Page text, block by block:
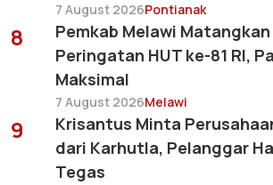
7 August 2026Pontianak
8
Pemkab Melawi
Peringatan HUT ke-81 RI,
Maksimal
7 August 2026Melawi
9
Krisantus Minta
dari Karhutla, Pelanggar
Tegas